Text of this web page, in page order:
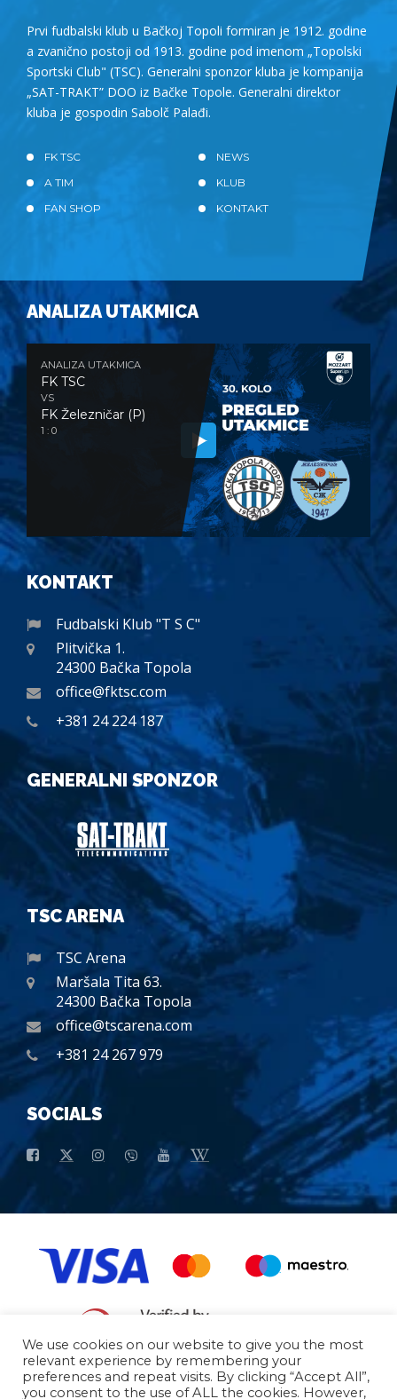
Prvi fudbalski klub u Bačkoj Topoli formiran je 1912. godine
a zvanično postoji od 1913. godine pod imenom „Topolski
Sportski Club" (TSC). Generalni sponzor kluba je kompanija
„SAT-TRAKT” DOO iz Bačke Topole. Generalni direktor
kluba je gospodin Sabolč Palađi.
FK TSC
NEWS
A TIM
KLUB
FAN SHOP
KONTAKT
ANALIZA UTAKMICA
ANALIZA UTAKMICA
FK TSC
VS
FK Železničar (P)
1 : 0
KONTAKT
Fudbalski Klub "T S C"
Plitvička 1.
24300 Bačka Topola
office@fktsc.com
+381 24 224 187
GENERALNI SPONZOR
TSC ARENA
TSC Arena
Maršala Tita 63.
24300 Bačka Topola
office@tscarena.com
+381 24 267 979
SOCIALS
Opšti uslovi kupovine Osnovni Podaci
We use cookies on our website to give you the most
relevant experience by remembering your
preferences and repeat visits. By clicking “Accept All”,
you consent to the use of ALL the cookies. However,